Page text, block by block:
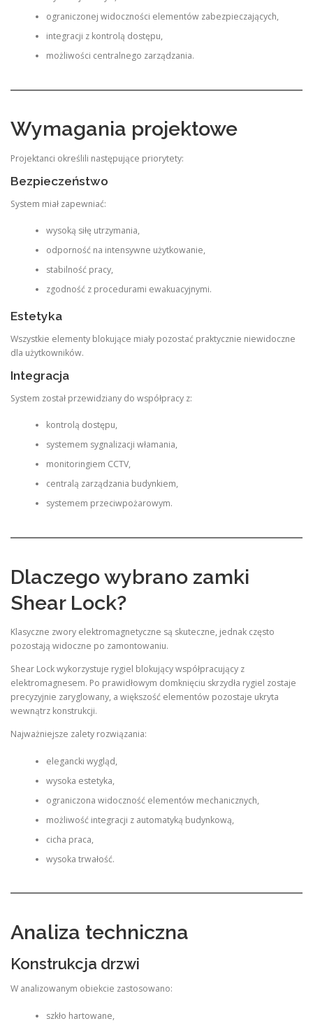
ograniczonej widoczności elementów zabezpieczających,
integracji z kontrolą dostępu,
możliwości centralnego zarządzania.
Wymagania projektowe
Projektanci określili następujące priorytety:
Bezpieczeństwo
System miał zapewniać:
wysoką siłę utrzymania,
odporność na intensywne użytkowanie,
stabilność pracy,
zgodność z procedurami ewakuacyjnymi.
Estetyka
Wszystkie elementy blokujące miały pozostać praktycznie niewidoczne
dla użytkowników.
Integracja
System został przewidziany do współpracy z:
kontrolą dostępu,
systemem sygnalizacji włamania,
monitoringiem CCTV,
centralą zarządzania budynkiem,
systemem przeciwpożarowym.
Dlaczego wybrano zamki
Shear Lock?
Klasyczne zwory elektromagnetyczne są skuteczne, jednak często
pozostają widoczne po zamontowaniu.
Shear Lock wykorzystuje rygiel blokujący współpracujący z
elektromagnesem. Po prawidłowym domknięciu skrzydła rygiel zostaje
precyzyjnie zaryglowany, a większość elementów pozostaje ukryta
wewnątrz konstrukcji.
Najważniejsze zalety rozwiązania:
elegancki wygląd,
wysoka estetyka,
ograniczona widoczność elementów mechanicznych,
możliwość integracji z automatyką budynkową,
cicha praca,
wysoka trwałość.
Analiza techniczna
Konstrukcja drzwi
W analizowanym obiekcie zastosowano:
szkło hartowane,